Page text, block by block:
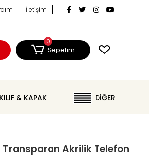
İletişim
0
Sepetim
KILIF & KAPAK DİĞER
Transparan Akrilik Telefon